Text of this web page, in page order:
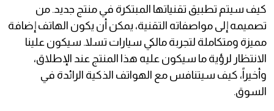
كيف سيتم تطبيق تقنياتها المبتكرة في منتج جديد. من
تصميمه إلى مواصفاته التقنية، يمكن أن يكون الهاتف إضافة
مميزة ومتكاملة لتجربة مالكي سيارات تسلا. سيكون علينا
الانتظار لرؤية ما سيكون عليه هذا المنتج عند الإطلاق،
وأخيراً، كيف سيتنافس مع الهواتف الذكية الرائدة في
السوق.